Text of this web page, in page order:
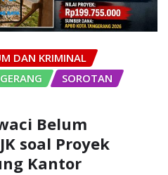
DAN KRIMINAL
SOROTAN
Belum
soal Proyek
Kantor